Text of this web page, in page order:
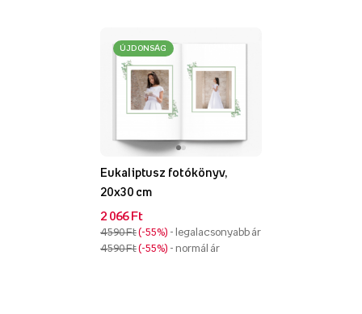
ÚJDONSÁG
Eukaliptusz fotókönyv,
20x30 cm
2 066 Ft
4 590 Ft -55% - legalacsonyabb ár
4 590 Ft -55% - normál ár